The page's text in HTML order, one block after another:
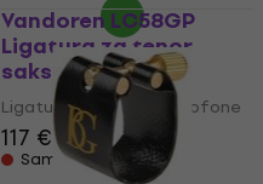
Vandoren LC58GP
Ligatura za tenor
saksofone
Ligatura za tenor saksofone
117 €
Samo po narudžbi